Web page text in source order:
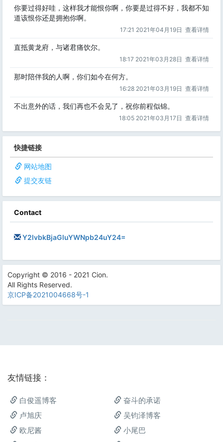
你要过得好哇，这样我才能恨你啊，你要是过得不好，我都不知
道该恨你还是拥抱你啊。
17:21 2021年04月19日 查看详情
直抵黄龙府，与诸君痛饮尔。
18:17 2021年03月28日 查看详情
那时陪伴我的人啊，你们如今在何方。
16:28 2021年03月19日 查看详情
不出意外的话，我们再也不会见了，祝你前程似锦。
18:05 2021年03月17日 查看详情
快捷链接
网站地图
提交友链
Contact
Y2lvbkBjaGluYWNpb24uY24=
Copyright © 2016 - 2021 Cion.
All Rights Reserved.
京ICP备2021004668号-1
友情链接：
白俊遥博客
奋斗的承诺
卢旭庆
吴钧泽博客
欧尼酱
小尾巴